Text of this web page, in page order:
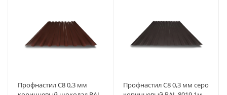
Профнастил С8 0,3 мм
Профнастил С8 0,3 мм серо